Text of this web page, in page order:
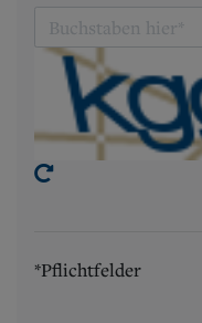
*Pflichtfelder